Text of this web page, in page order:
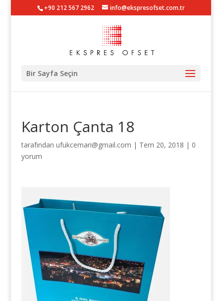
+90 212 567 2962 info@ekspresofset.com.tr
Bir Sayfa Seçin
Karton Çanta 18
tarafından ufukcemari@gmail.com | Tem 20, 2018 | 0
yorum